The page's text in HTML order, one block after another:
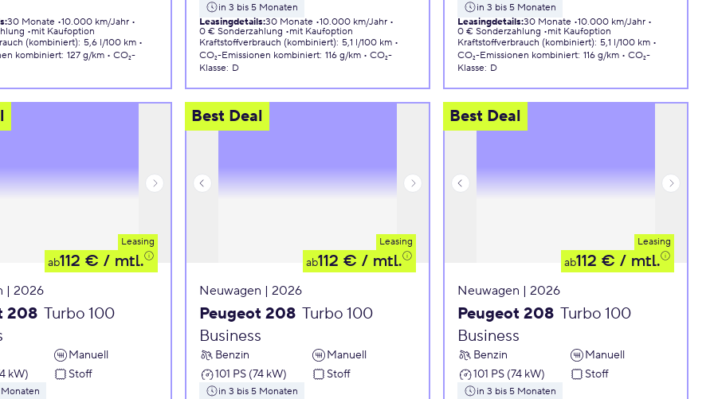
:30 Monate 10.000 km/Jahr
mit Kaufoption
(kombiniert): 5,6 l/100 km
kombiniert: 127 g/km
CO₂-
in 3 bis 5 Monaten
Leasingdetails:30 Monate 10.000 km/Jahr
0 € Sonderzahlung
mit Kaufoption
Kraftstoffverbrauch (kombiniert): 5,1 l/100 km
CO₂-Emissionen kombiniert: 116 g/km
CO₂-
Klasse: D
in 3 bis 5 Monaten
Leasingdetails:30 Monate 10.000 km/Jahr
0 € Sonderzahlung
mit Kaufoption
Kraftstoffverbrauch (kombiniert): 5,1 l/100 km
CO₂-Emissionen kombiniert: 116 g/km
CO₂-
Klasse: D
Leasing
ab112 € / mtl.
| 2026
208 Turbo 100
Manuell
kW)
Stoff
Best Deal
Leasing
ab112 € / mtl.
Neuwagen | 2026
Peugeot 208 Turbo 100
Business
Benzin
Manuell
101 PS (74 kW)
Stoff
in 3 bis 5 Monaten
Best Deal
Leasing
ab112 € / mtl.
Neuwagen | 2026
Peugeot 208 Turbo 100
Business
Benzin
Manuell
101 PS (74 kW)
Stoff
in 3 bis 5 Monaten